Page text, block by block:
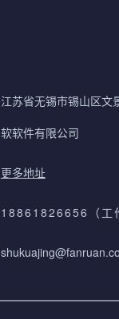
江苏省无锡市锡山区文
软软件有限公司
更多地址
18861826656（工